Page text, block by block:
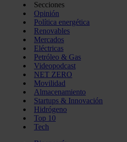
Secciones
Opinión
Política energética
Renovables
Mercados
Eléctricas
Petróleo & Gas
Videopodcast
NET ZERO
Movilidad
Almacenamiento
Startups & Innovación
Hidrógeno
Top 10
Tech